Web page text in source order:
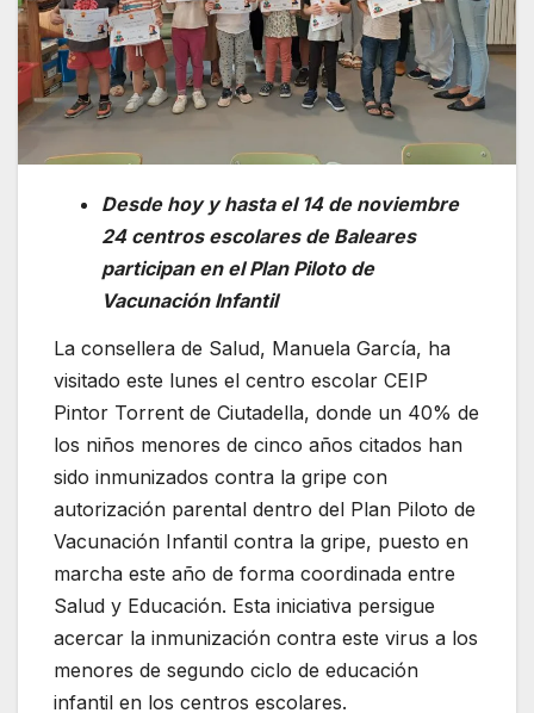
Desde hoy y hasta el 14 de noviembre
24 centros escolares de Baleares
participan en el Plan Piloto de
Vacunación Infantil
La consellera de Salud, Manuela García, ha
visitado este lunes el centro escolar CEIP
Pintor Torrent de Ciutadella, donde un 40% de
los niños menores de cinco años citados han
sido inmunizados contra la gripe con
autorización parental dentro del Plan Piloto de
Vacunación Infantil contra la gripe, puesto en
marcha este año de forma coordinada entre
Salud y Educación. Esta iniciativa persigue
acercar la inmunización contra este virus a los
menores de segundo ciclo de educación
infantil en los centros escolares.